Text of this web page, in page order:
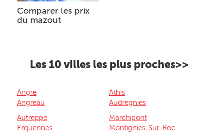
Comparer les prix
du mazout
Les 10 villes les plus proches>>
Angre
Angreau
Athis
Audregnies
Autreppe
Erquennes
Marchipont
Montignies-Sur-Roc